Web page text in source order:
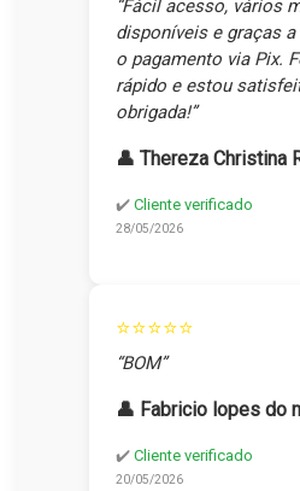
“Fácil acesso, vários
disponíveis e graças
o pagamento via Pix.
rápido e estou
obrigada!”
👤 Thereza Christina
✔️ Cliente verificado
28/05/2026
⭐⭐⭐⭐⭐
“BOM”
👤 Fabricio lopes do
✔️ Cliente verificado
20/05/2026